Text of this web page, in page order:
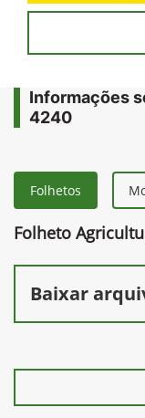
Informações
4240
Folhetos
Folheto
Baixar